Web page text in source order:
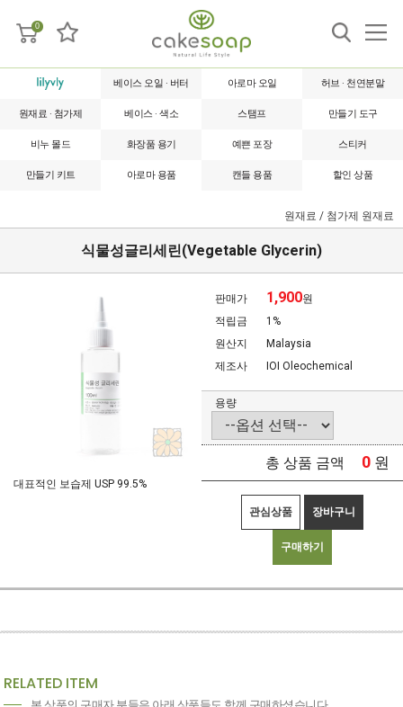
0
베이스 오일 · 버터 아로마 오일 허브 · 천연분말
원재료 · 첨가제 베이스 · 색소 스탬프 만들기 도구
비누 몰드 화장품 용기 예쁜 포장 스티커
만들기 키트 아로마 용품 캔들 용품 할인 상품
원재료 / 첨가제 원재료
식물성글리세린(Vegetable Glycerin)
대표적인 보습제 USP 99.5%
판매가 1,900원
적립금
1%
원산지
Malaysia
제조사
IOI Oleochemical
용량
총 상품 금액 0 원
관심상품 장바구니
구매하기
RELATED ITEM